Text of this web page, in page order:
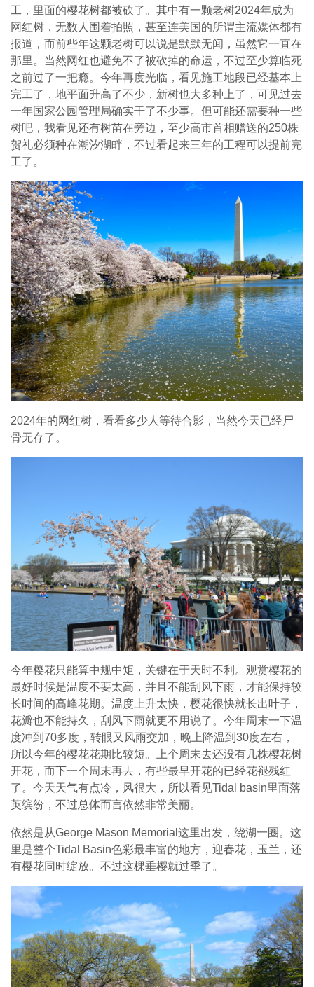
工，里面的樱花树都被砍了。其中有一颗老树2024年成为
网红树，无数人围着拍照，甚至连美国的所谓主流媒体都有
报道，而前些年这颗老树可以说是默默无闻，虽然它一直在
那里。当然网红也避免不了被砍掉的命运，不过至少算临死
之前过了一把瘾。今年再度光临，看见施工地段已经基本上
完工了，地平面升高了不少，新树也大多种上了，可见过去
一年国家公园管理局确实干了不少事。但可能还需要种一些
树吧，我看见还有树苗在旁边，至少高市首相赠送的250株
贺礼必须种在潮汐湖畔，不过看起来三年的工程可以提前完
工了。
2024年的网红树，看看多少人等待合影，当然今天已经尸
骨无存了。
今年樱花只能算中规中矩，关键在于天时不利。观赏樱花的
最好时候是温度不要太高，并且不能刮风下雨，才能保持较
长时间的高峰花期。温度上升太快，樱花很快就长出叶子，
花瓣也不能持久，刮风下雨就更不用说了。今年周末一下温
度冲到70多度，转眼又风雨交加，晚上降温到30度左右，
所以今年的樱花花期比较短。上个周末去还没有几株樱花树
开花，而下一个周末再去，有些最早开花的已经花褪残红
了。今天天气有点冷，风很大，所以看见Tidal basin里面落
英缤纷，不过总体而言依然非常美丽。
依然是从George Mason Memorial这里出发，绕湖一圈。这
里是整个Tidal Basin色彩最丰富的地方，迎春花，玉兰，还
有樱花同时绽放。不过这棵垂樱就过季了。